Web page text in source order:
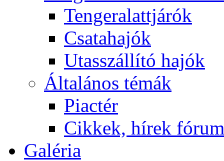
Tengeralattjárók
Csatahajók
Utasszállító hajók
Általános témák
Piactér
Cikkek, hírek
Galéria